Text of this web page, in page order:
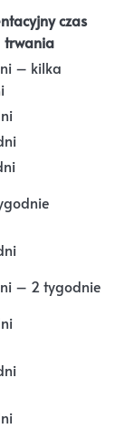
czas
trwania
– kilka
– 2 tygodnie